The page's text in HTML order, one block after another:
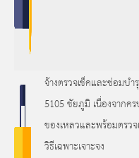
จ้างตรวจเช็คและซ่อมบ
5105 ชัยภูมิ เนื่องจากค
ของเหลวและพร้อมตรว
วิธีเฉพาะเจาะจง